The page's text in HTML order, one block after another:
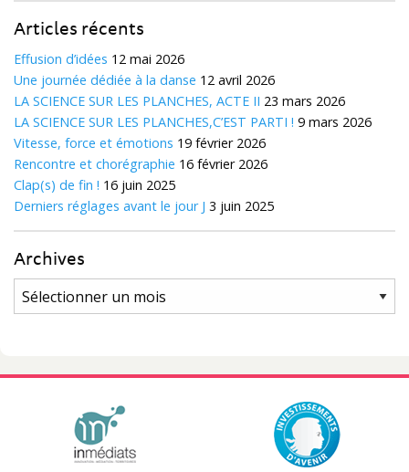
Articles récents
Effusion d’idées 12 mai 2026
Une journée dédiée à la danse 12 avril 2026
LA SCIENCE SUR LES PLANCHES, ACTE II 23 mars 2026
LA SCIENCE SUR LES PLANCHES,C’EST PARTI ! 9 mars 2026
Vitesse, force et émotions 19 février 2026
Rencontre et chorégraphie 16 février 2026
Clap(s) de fin ! 16 juin 2025
Derniers réglages avant le jour J 3 juin 2025
Archives
Archives